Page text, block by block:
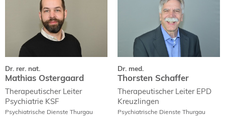
Dr. rer. nat.
Mathias Ostergaard
Therapeutischer Leiter
Psychiatrie KSF
Psychiatrische Dienste Thurgau
Mathias Ostergaard
Dr. med.
Thorsten Schaffer
Therapeutischer Leiter EPD
Kreuzlingen
Psychiatrische Dienste Thurgau
Thorsten Schaffer